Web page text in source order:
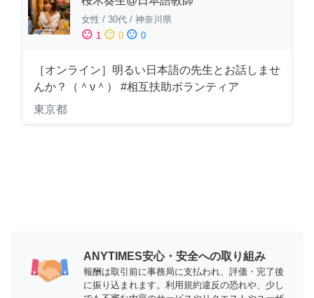
女性 / 30代 / 神奈川県
sentiment_satisfied 1 sentiment_neutral 0 sentiment_dissatisfied 0
［オンライン］明るい日本語の先生とお話しませ
んか？（＾ν＾） #相互扶助ボランティア
東京都
ANYTIMES安心・安全への取り組み
報酬は取引前に事務局に支払われ、評価・完了後
に振り込まれます。利用規約違反の恐れや、少し